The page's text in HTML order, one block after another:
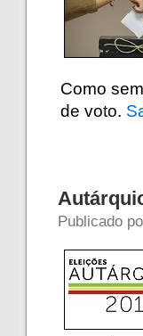
Como
de voto.
Publicado